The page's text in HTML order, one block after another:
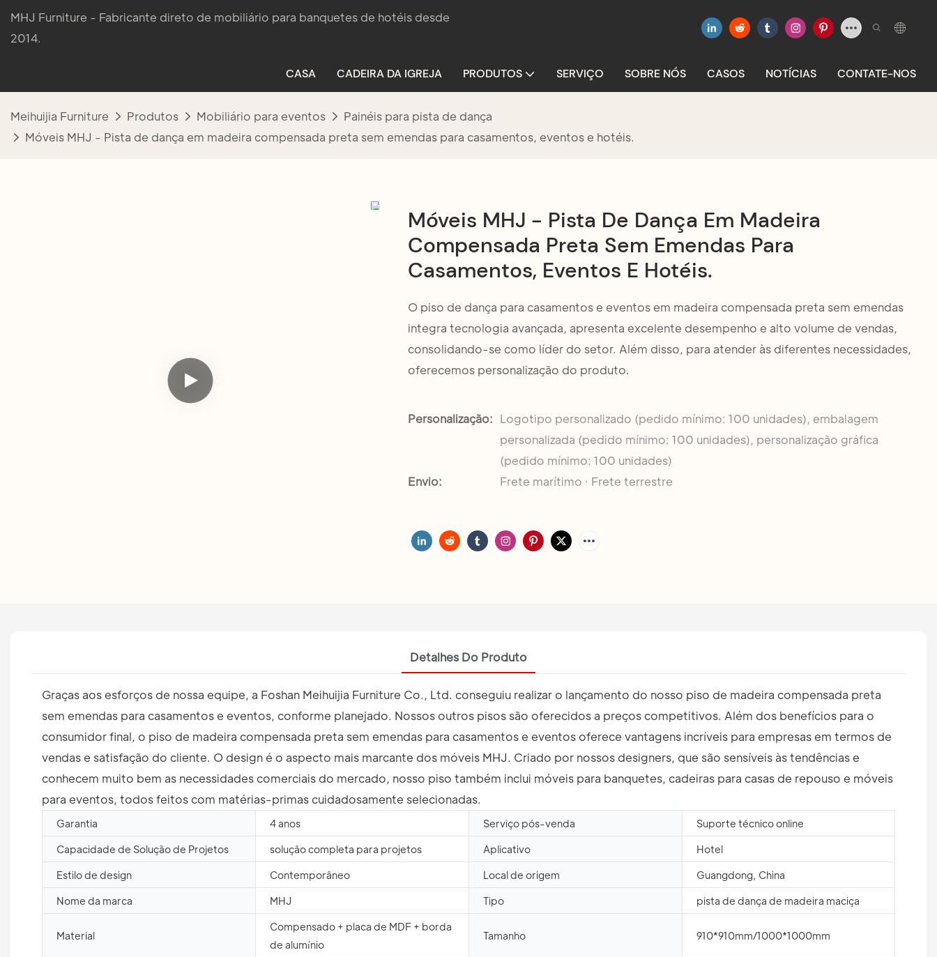
MHJ Furniture - Fabricante direto de mobiliário para banquetes de hotéis desde
2014.
CASA CADEIRA DA IGREJA PRODUTOS SERVIÇO SOBRE NÓS CASOS NOTÍCIAS CONTATE-NOS
Meihuijia Furniture Produtos Mobiliário para eventos
Painéis para pista de dança
Móveis MHJ - Pista de dança em madeira compensada preta sem emendas para casamentos, eventos e hotéis.
Móveis MHJ - Pista De Dança Em Madeira
Compensada Preta Sem Emendas Para
Casamentos, Eventos E Hotéis.
O piso de dança para casamentos e eventos em madeira compensada preta sem emendas
integra tecnologia avançada, apresenta excelente desempenho e alto volume de vendas,
consolidando-se como líder do setor. Além disso, para atender às diferentes necessidades,
oferecemos personalização do produto.
Personalização: Logotipo personalizado (pedido mínimo: 100 unidades), embalagem
personalizada (pedido mínimo: 100 unidades), personalização gráfica
(pedido mínimo: 100 unidades)
Envio:
Frete marítimo · Frete terrestre
Detalhes Do Produto
Graças aos esforços de nossa equipe, a Foshan Meihuijia Furniture Co., Ltd. conseguiu realizar o lançamento do nosso piso de madeira compensada preta
sem emendas para casamentos e eventos, conforme planejado. Nossos outros pisos são oferecidos a preços competitivos. Além dos benefícios para o
consumidor final, o piso de madeira compensada preta sem emendas para casamentos e eventos oferece vantagens incríveis para empresas em termos de
vendas e satisfação do cliente. O design é o aspecto mais marcante dos móveis MHJ. Criado por nossos designers, que são sensíveis às tendências e
conhecem muito bem as necessidades comerciais do mercado, nosso piso também inclui móveis para banquetes, cadeiras para casas de repouso e móveis
para eventos, todos feitos com matérias-primas cuidadosamente selecionadas.
Garantia 4 anos Serviço pós-venda Suporte técnico online
Capacidade de Solução de Projetos solução completa para projetos Aplicativo Hotel
Estilo de design Contemporâneo Local de origem Guangdong, China
Nome da marca MHJ Tipo pista de dança de madeira maciça
Material
Compensado + placa de MDF + borda
de alumínio
Tamanho 910*910mm/1000*1000mm